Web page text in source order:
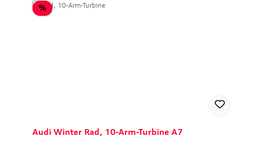
%Rabatt
Audi Winter Rad, 10-Arm-Turbine A7